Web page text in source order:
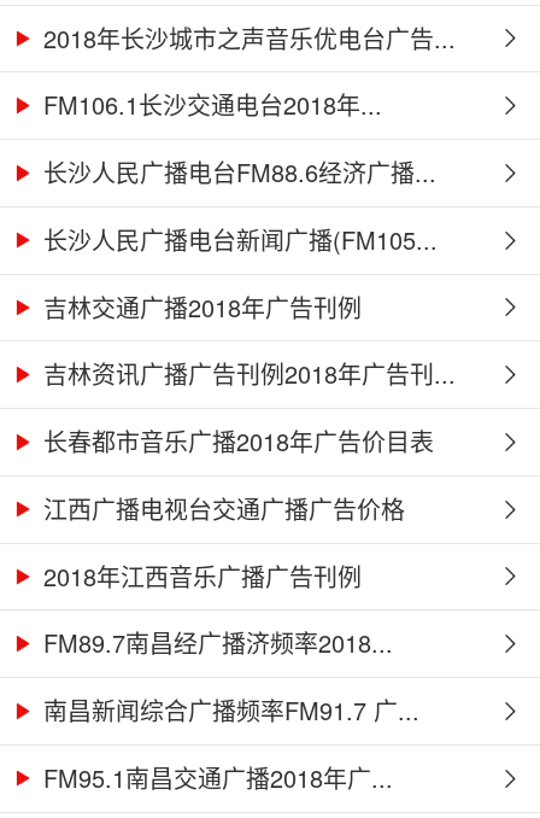
2018年长沙城市之声音乐优电台广告...
FM106.1长沙交通电台2018年...
长沙人民广播电台FM88.6经济广播...
长沙人民广播电台新闻广播(FM105...
吉林交通广播2018年广告刊例
吉林资讯广播广告刊例2018年广告刊...
长春都市音乐广播2018年广告价目表
江西广播电视台交通广播广告价格
2018年江西音乐广播广告刊例
FM89.7南昌经广播济频率2018...
南昌新闻综合广播频率FM91.7 广...
FM95.1南昌交通广播2018年广...